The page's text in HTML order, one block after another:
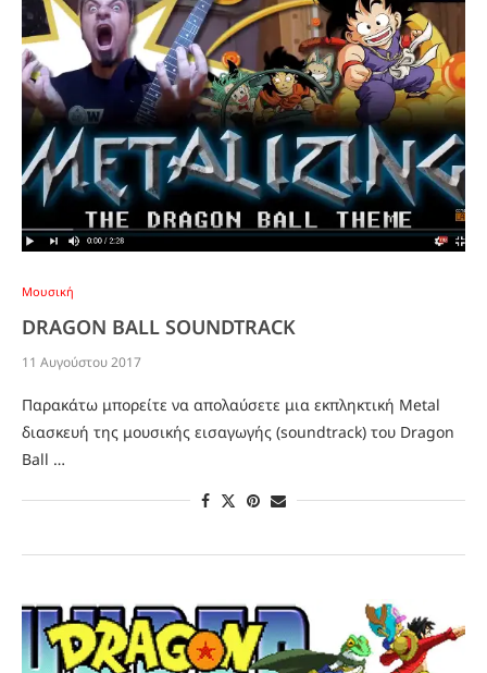
Μουσική
DRAGON BALL SOUNDTRACK
11 Αυγούστου 2017
Παρακάτω μπορείτε να απολαύσετε μια εκπληκτική Metal
διασκευή της μουσικής εισαγωγής (soundtrack) του Dragon
Ball …